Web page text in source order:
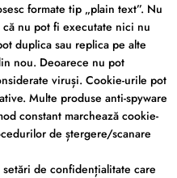
formate tip „plain text”. Nu
nu pot fi executate nici nu
duplica sau replica pe alte
nou. Deoarece nu pot
viruși. Cookie-urile pot
Multe produse anti-spyware
constant marchează cookie-
de ștergere/scanare
de confidențialitate care